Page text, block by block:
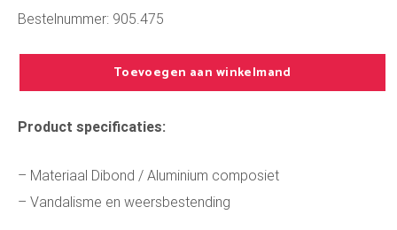
Bestelnummer: 905.475
Toevoegen aan winkelmand
Product specificaties:
– Materiaal Dibond / Aluminium composiet
– Vandalisme en weersbestending